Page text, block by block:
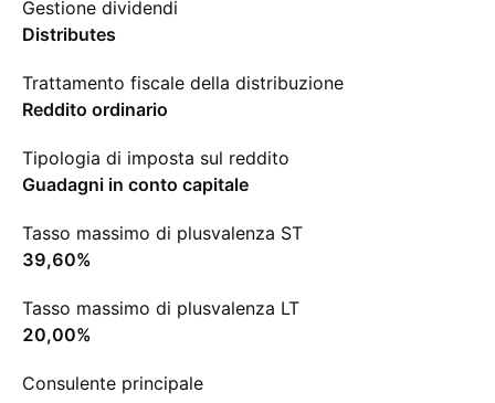
Gestione dividendi
Distributes
Trattamento fiscale della distribuzione
Reddito ordinario
Tipologia di imposta sul reddito
Guadagni in conto capitale
Tasso massimo di plusvalenza ST
39,60%
Tasso massimo di plusvalenza LT
20,00%
Consulente principale